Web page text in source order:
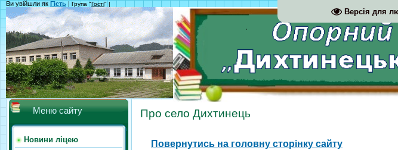
Версія для
Ви увійшли як Гість | Група "Гості" |
Меню сайту
Новини ліцею
Про село Дихтинець
Повернутись на головну сторінку сайту